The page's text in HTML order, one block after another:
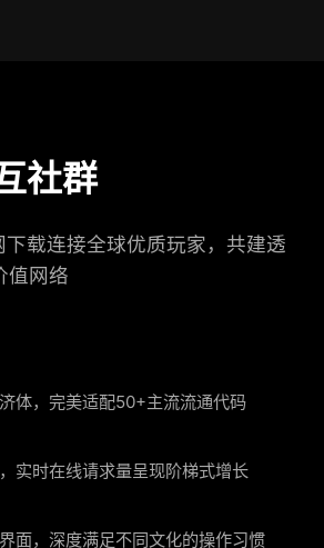
社群
下载连接全球优质玩家，共建透
值网络
体，完美适配50+主流流通代码
实时在线请求量呈现阶梯式增长
面，深度满足不同文化的操作习惯